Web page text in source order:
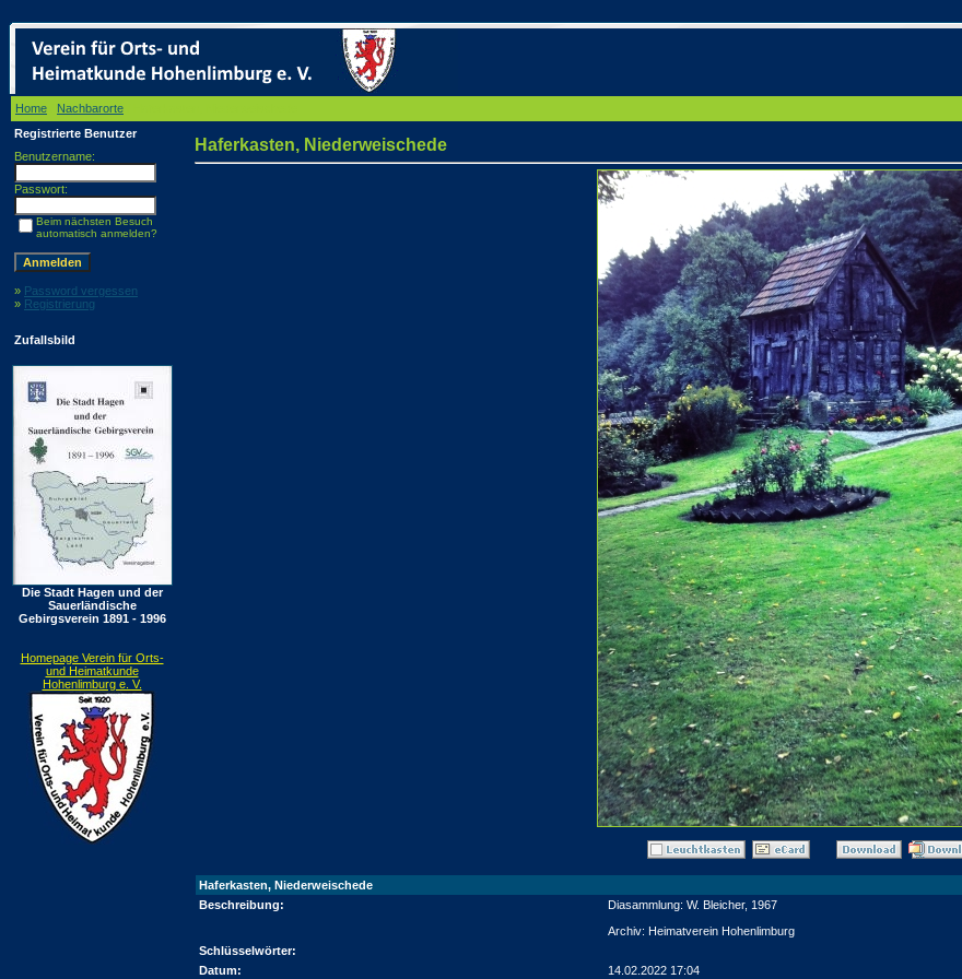
Home Nachbarorte
Registrierte Benutzer
Benutzername:
Passwort:
Beim nächsten Besuch
automatisch anmelden?
» Password vergessen
» Registrierung
Zufallsbild
Die Stadt Hagen und der
Sauerländische
Gebirgsverein 1891 - 1996
Homepage Verein für Orts-
und Heimatkunde
Hohenlimburg e. V.
Haferkasten, Niederweischede
Haferkasten, Niederweischede
Beschreibung:
Diasammlung: W. Bleicher, 1967
Archiv: Heimatverein Hohenlimburg
Schlüsselwörter:
Datum:
14.02.2022 17:04